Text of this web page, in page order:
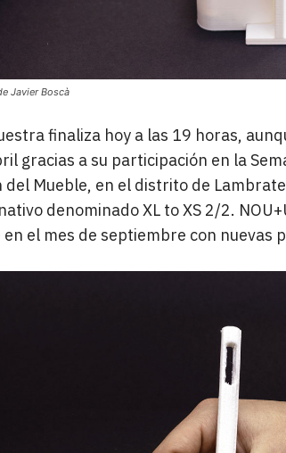
Javier Boscà
finaliza hoy a las 19 horas,
gracias a su participación en la
del Mueble, en el distrito de
denominado XL to XS 2/2.
en el mes de septiembre con nuevas